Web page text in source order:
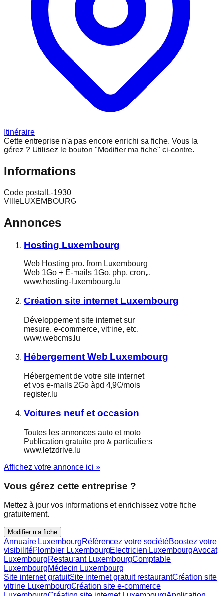
Itinéraire
Cette entreprise n'a pas encore enrichi sa fiche. Vous la
gérez ? Utilisez le bouton "Modifier ma fiche" ci-contre.
Informations
Code postal L-1930
VilleLUXEMBOURG
Annonces
Hosting Luxembourg
Web Hosting pro. from Luxembourg
Web 1Go + E-mails 1Go, php, cron,..
www.hosting-luxembourg.lu
Création site internet Luxembourg
Développement site internet sur
mesure. e-commerce, vitrine, etc.
www.webcms.lu
Hébergement Web Luxembourg
Hébergement de votre site internet
et vos e-mails 2Go àpd 4,9€/mois
register.lu
Voitures neuf et occasion
Toutes les annonces auto et moto
Publication gratuite pro & particuliers
www.letzdrive.lu
Affichez votre annonce ici »
Vous gérez cette entreprise ?
Mettez à jour vos informations et enrichissez votre fiche
gratuitement.
Modifier ma fiche
Annuaire LuxembourgRéférencez votre sociétéBoostez votre
visibilitéPlombier LuxembourgÉlectricien LuxembourgAvocat
LuxembourgRestaurant LuxembourgComptable
LuxembourgMédecin Luxembourg
Site internet gratuitSite internet gratuit restaurantCréation site
vitrine LuxembourgCréation site e-commerce